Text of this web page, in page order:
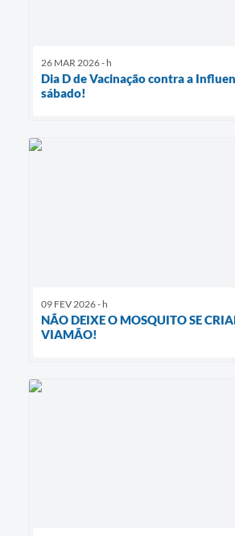
26 MAR 2026 - h
Dia D de Vacinação contra a
sábado!
09 FEV 2026 - h
NÃO DEIXE O MOSQUITO SE
VIAMÃO!